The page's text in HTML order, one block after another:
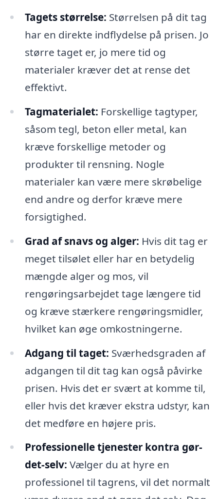
Tagets størrelse: Størrelsen på dit tag
har en direkte indflydelse på prisen. Jo
større taget er, jo mere tid og
materialer kræver det at rense det
effektivt.
Tagmaterialet: Forskellige tagtyper,
såsom tegl, beton eller metal, kan
kræve forskellige metoder og
produkter til rensning. Nogle
materialer kan være mere skrøbelige
end andre og derfor kræve mere
forsigtighed.
Grad af snavs og alger: Hvis dit tag er
meget tilsølet eller har en betydelig
mængde alger og mos, vil
rengøringsarbejdet tage længere tid
og kræve stærkere rengøringsmidler,
hvilket kan øge omkostningerne.
Adgang til taget: Sværhedsgraden af
adgangen til dit tag kan også påvirke
prisen. Hvis det er svært at komme til,
eller hvis det kræver ekstra udstyr, kan
det medføre en højere pris.
Professionelle tjenester kontra gør-
det-selv: Vælger du at hyre en
professionel til tagrens, vil det normalt